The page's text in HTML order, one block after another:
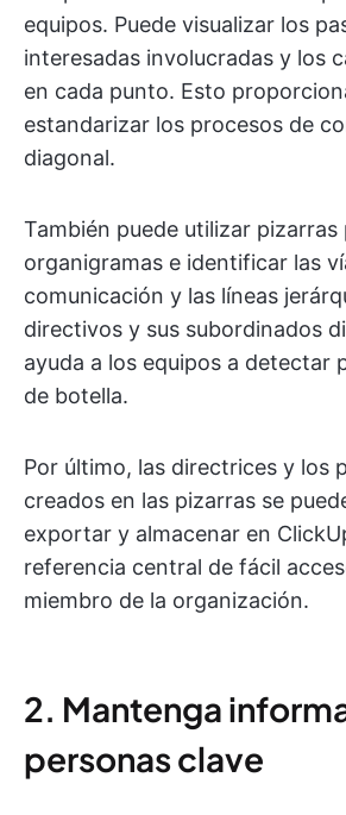
equipos. Puede visualizar los
interesadas involucradas y los
en cada punto. Esto
estandarizar los procesos de
diagonal.
También puede utilizar pizarras
organigramas e identificar las
comunicación y las líneas
directivos y sus subordinados
ayuda a los equipos a detectar
de botella.
Por último, las directrices y los
creados en las pizarras se
exportar y almacenar en
referencia central de fácil
miembro de la organización.
2. Mantenga
personas clave